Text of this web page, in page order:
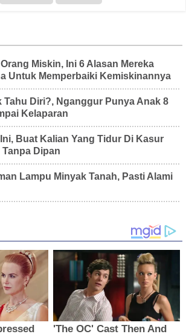
Miskin, Ini 6 Alasan Mereka
Untuk Memperbaiki Kemiskinannya
Tahu Diri?, Nganggur Punya Anak 8
Kelaparan
Buat Kalian Yang Tidur Di Kasur
Dipan
Lampu Minyak Tanah, Pasti Alami